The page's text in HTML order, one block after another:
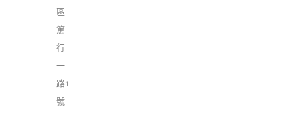
區
篤
行
一
路1
號